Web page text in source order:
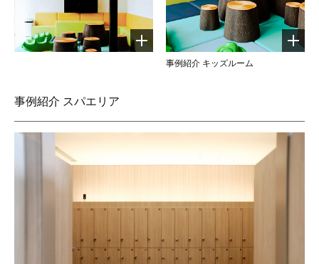
事例紹介 キッズルーム
事例紹介 スパエリア